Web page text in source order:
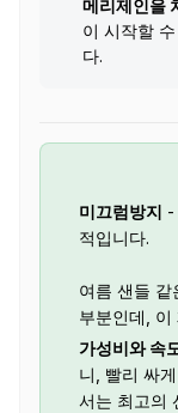
메리제인을
이 시작할
다.
미끄럼방지 -
적입니다.
여름 샌들 같
부분인데, 이
가성비와 속
니, 빨리 싸
서는 최고의